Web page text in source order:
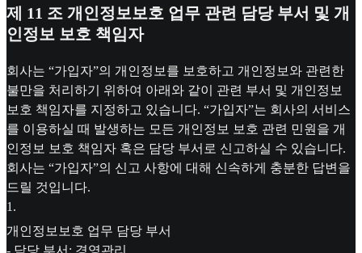
제 11 조 개인정보보호 업무 관련 담당 부서 및 개
인정보 보호 책임자
회사는 “가입자”의 개인정보를 보호하고 개인정보와 관련한
불만을 처리하기 위하여 아래와 같이 관련 부서 및 개인정보
보호 책임자를 지정하고 있습니다. “가입자”는 회사의 서비스
를 이용하실 때 발생하는 모든 개인정보 보호 관련 민원을 개
인정보 보호 책임자 혹은 담당 부서로 신고하실 수 있습니다.
회사는 “가입자”의 신고 사항에 대해 신속하게 충분한 답변을
드릴 것입니다.
1 .
개인정보보호 업무 담당 부서
- 담당 부서: 경영관리